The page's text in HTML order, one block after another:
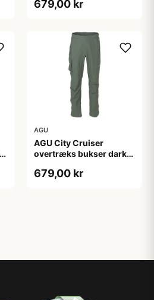
679,00 kr
AGU
AGU City Cruiser
overtræks bukser dark
679,00 kr